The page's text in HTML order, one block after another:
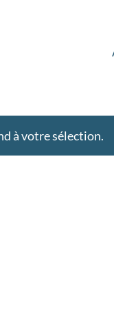
marin”
à votre sélection.